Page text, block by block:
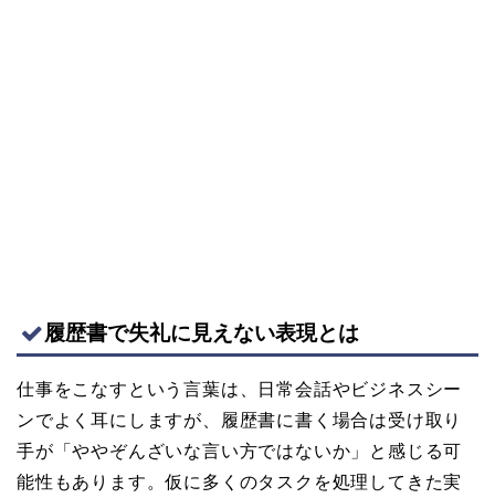
履歴書で失礼に見えない表現とは
仕事をこなすという言葉は、日常会話やビジネスシー
ンでよく耳にしますが、履歴書に書く場合は受け取り
手が「ややぞんざいな言い方ではないか」と感じる可
能性もあります。仮に多くのタスクを処理してきた実